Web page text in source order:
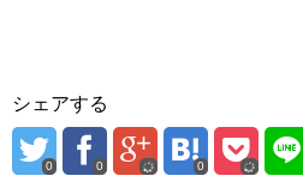
シェアする
0 0 0